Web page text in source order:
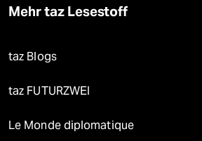
Mehr taz Lesestoff
taz Blogs
taz FUTURZWEI
Le Monde diplomatique